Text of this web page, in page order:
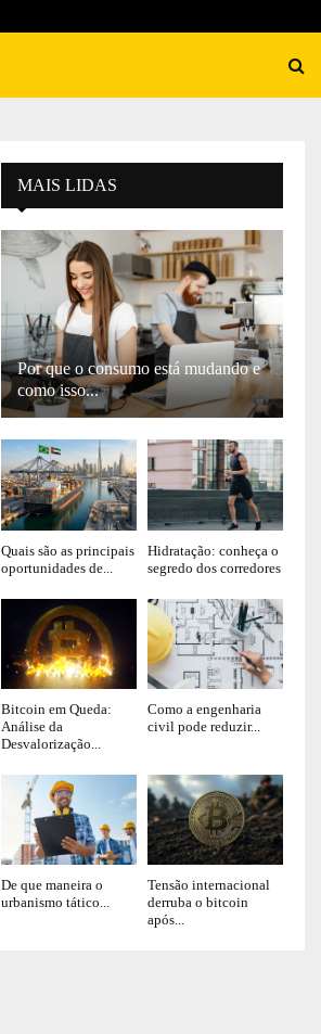
MAIS LIDAS
Por que o consumo está mudando e
como isso...
Quais são as principais
oportunidades de...
Hidratação: conheça o
segredo dos corredores
Bitcoin em Queda:
Análise da
Desvalorização...
Como a engenharia
civil pode reduzir...
De que maneira o
urbanismo tático...
Tensão internacional
derruba o bitcoin
após...